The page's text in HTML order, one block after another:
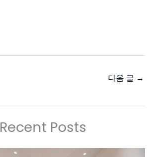
다음 글 →
Recent Posts